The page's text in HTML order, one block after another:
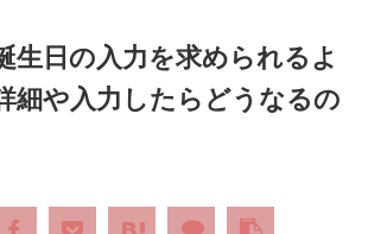
生日の入力を求められるよ
細や入力したらどうなるの